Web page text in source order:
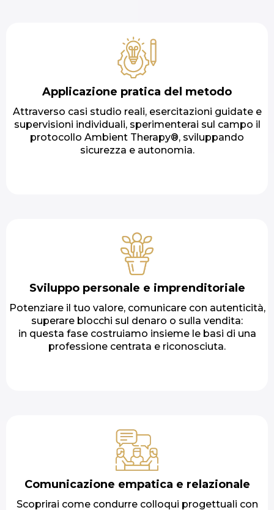
Applicazione pratica del metodo
Attraverso casi studio reali, esercitazioni guidate e
supervisioni individuali, sperimenterai sul campo il
protocollo Ambient Therapy®, sviluppando
sicurezza e autonomia.
Sviluppo personale e imprenditoriale
Potenziare il tuo valore, comunicare con autenticità,
superare blocchi sul denaro o sulla vendita:
in questa fase costruiamo insieme le basi di una
professione centrata e riconosciuta.
Comunicazione empatica e relazionale
Scoprirai come condurre colloqui progettuali con